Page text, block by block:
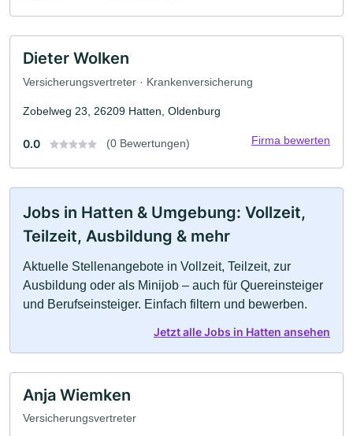
Dieter Wolken
Versicherungsvertreter · Krankenversicherung
Zobelweg 23, 26209 Hatten, Oldenburg
0.0 (0 Bewertungen) Firma bewerten
Jobs in Hatten & Umgebung: Vollzeit,
Teilzeit, Ausbildung & mehr
Aktuelle Stellenangebote in Vollzeit, Teilzeit, zur
Ausbildung oder als Minijob – auch für Quereinsteiger
und Berufseinsteiger. Einfach filtern und bewerben.
Jetzt alle Jobs in Hatten ansehen
Anja Wiemken
Versicherungsvertreter